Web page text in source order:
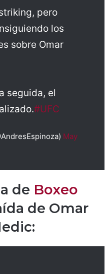
pero
los
sobre Omar
seguida, el
#UFC
May
de Boxeo
de Omar